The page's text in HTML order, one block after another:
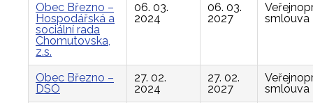
Obec Březno –
Hospodářská a
sociální rada
Chomutovska,
z.s.
06. 03.
2024
06. 03.
2027
smlouva
Obec Březno –
DSO
27. 02.
2024
27. 02.
2027
smlouva